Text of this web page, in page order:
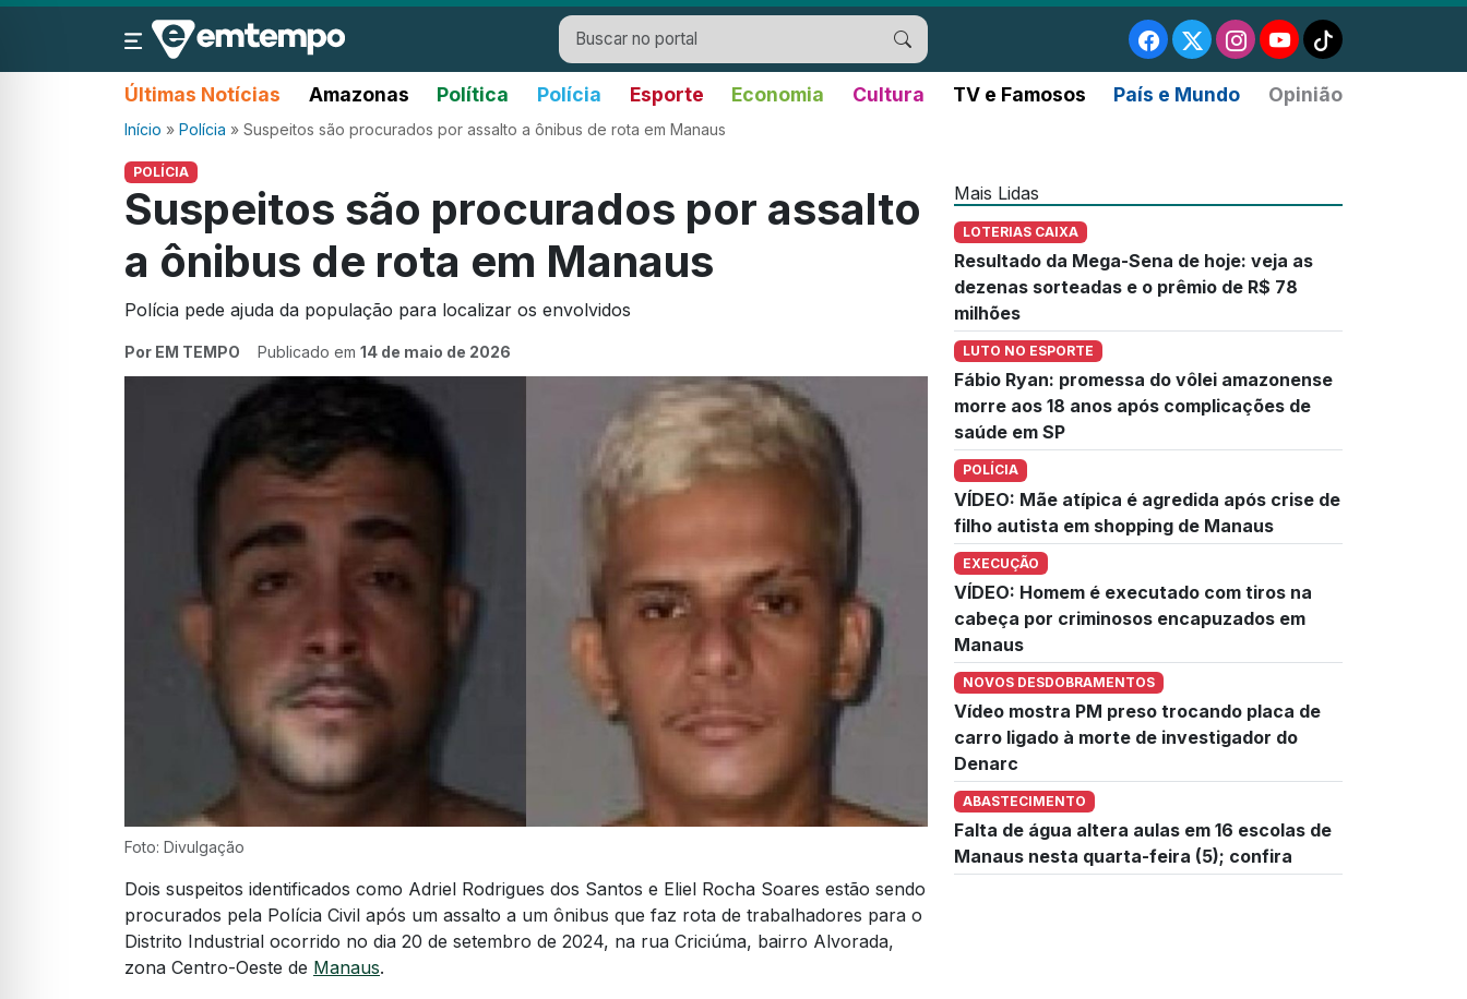
Últimas Notícias Amazonas Política Polícia Esporte Economia Cultura TV e Famosos País e Mundo Opinião
Início » Polícia » Suspeitos são procurados por assalto a ônibus de rota em Manaus
POLÍCIA
Suspeitos são procurados por assalto
a ônibus de rota em Manaus
Polícia pede ajuda da população para localizar os envolvidos
Por EM TEMPO Publicado em 14 de maio de 2026
Foto: Divulgação
Dois suspeitos identificados como Adriel Rodrigues dos Santos e Eliel Rocha Soares estão sendo
procurados pela Polícia Civil após um assalto a um ônibus que faz rota de trabalhadores para o
Distrito Industrial ocorrido no dia 20 de setembro de 2024, na rua Criciúma, bairro Alvorada,
zona Centro-Oeste de Manaus.
Mais Lidas
LOTERIAS CAIXA
Resultado da Mega-Sena de hoje: veja as
dezenas sorteadas e o prêmio de R$ 78
milhões
LUTO NO ESPORTE
Fábio Ryan: promessa do vôlei amazonense
morre aos 18 anos após complicações de
saúde em SP
POLÍCIA
VÍDEO: Mãe atípica é agredida após crise de
filho autista em shopping de Manaus
EXECUÇÃO
VÍDEO: Homem é executado com tiros na
cabeça por criminosos encapuzados em
Manaus
NOVOS DESDOBRAMENTOS
Vídeo mostra PM preso trocando placa de
carro ligado à morte de investigador do
Denarc
ABASTECIMENTO
Falta de água altera aulas em 16 escolas de
Manaus nesta quarta-feira (5); confira